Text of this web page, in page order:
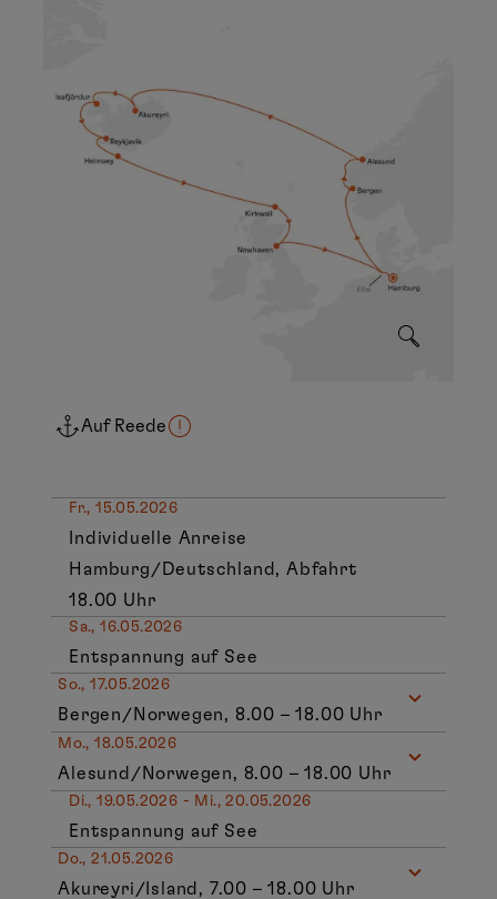
Auf Reede
Fr., 15.05.2026
Individuelle Anreise
Hamburg/Deutschland, Abfahrt
18.00 Uhr
Sa., 16.05.2026
Entspannung auf See
So., 17.05.2026
Bergen/Norwegen, 8.00 – 18.00 Uhr
Mo., 18.05.2026
Alesund/Norwegen, 8.00 – 18.00 Uhr
Di., 19.05.2026 - Mi., 20.05.2026
Entspannung auf See
Do., 21.05.2026
Akureyri/Island, 7.00 – 18.00 Uhr